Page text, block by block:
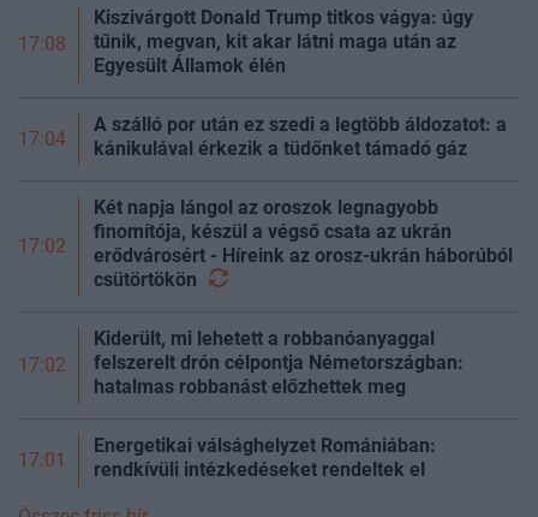
17:08
Kiszivárgott Donald Trump titkos vágya: úgy
tűnik, megvan, kit akar látni maga után az
Egyesült Államok élén
17:04
A szálló por után ez szedi a legtöbb áldozatot: a
kánikulával érkezik a tüdőnket támadó gáz
17:02
Két napja lángol az oroszok legnagyobb
finomítója, készül a végső csata az ukrán
erődvárosért - Híreink az orosz-ukrán háborúból
csütörtökön
17:02
Kiderült, mi lehetett a robbanóanyaggal
felszerelt drón célpontja Németországban:
hatalmas robbanást előzhettek meg
17:01
Energetikai válsághelyzet Romániában:
rendkívüli intézkedéseket rendeltek el